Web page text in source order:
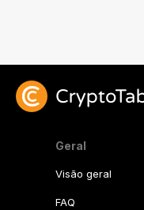
Geral
Visão geral
FAQ